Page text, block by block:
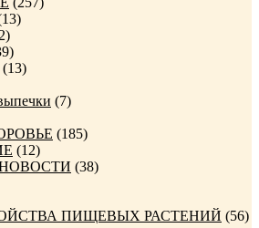
(13)
(7)
(185)
(12)
(38)
ПИЩЕВЫХ РАСТЕНИЙ (56)